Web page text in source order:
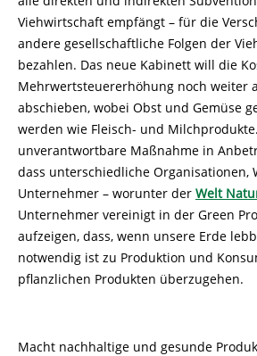
Viehwirtschaft empfängt – für die
andere gesellschaftliche Folgen der
bezahlen. Das neue Kabinett will die
Mehrwertsteuererhöhung noch weiter
abschieben, wobei Obst und Gemüse
werden wie Fleisch- und
unverantwortbare Maßnahme in
dass unterschiedliche Organisationen,
Unternehmer – worunter der Welt
Unternehmer vereinigt in der Green
aufzeigen, dass, wenn unsere Erde
notwendig ist zu Produktion und
pflanzlichen Produkten überzugehen.
Macht nachhaltige und gesunde